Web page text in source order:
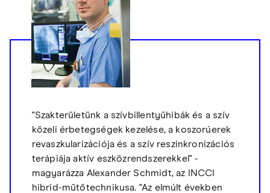
"Szakterületünk a szívbillentyűhibák és a szív
közeli érbetegségek kezelése, a koszorúerek
revaszkularizációja és a szív reszinkronizációs
terápiája aktív eszközrendszerekkel" -
magyarázza Alexander Schmidt, az INCCI
hibrid-műtőtechnikusa. "Az elmúlt években